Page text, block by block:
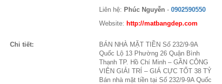
Liên hệ: Phúc Nguyễn - 0902590550
Website: http://matbangdep.com
Chi tiết:
BÁN NHÀ MẶT TIỀN Số 232/9-9A
Quốc Lộ 13 Phường 26 Quận Bình
Thạnh TP. Hồ Chí Minh – GẦN CÔNG
VIÊN GIẢI TRÍ – GIÁ CỰC TỐT 38 TỶ
Bán nhà mặt tiền tại Số 232/9-9A Quốc